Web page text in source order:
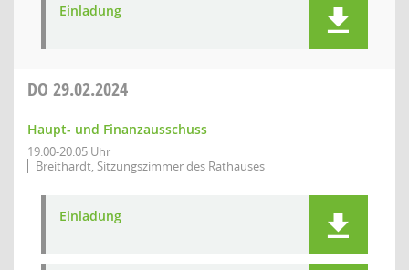
Einladung
DO 29.02.2024
Haupt- und Finanzausschuss
19:00-20:05 Uhr
Breithardt, Sitzungszimmer des Rathauses
Einladung